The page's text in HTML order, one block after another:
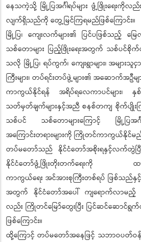
နေသကဲ့သို့ မြို့ပြအင်္ဂါရပ်များ ဖွံ့ဖြိုးရေး
လျက်ရှိသည်ကို တွေ့မြင်ကြရမည်ဖြစ်ကြောင်း။
မြို့ပြ၊ ကျေးလက်များ၏ ပြင်ပဖြစ်သည့် မြ
သစ်တောများ ပြည့်ဖြိုးရေးအတွက် သစ်ပင်စိုက်ပ
သလို မြို့ပြ၊ ရပ်ကွက်၊ ကျေးရွာများ၊ အမျာ
ကြီးများ၊ တပ်ရင်းတပ်ဖွဲ့များ၏ အဆောက်အဦ
ကာကွယ်နိုင်ရန် အရိပ်ရလေကာပင်များ၊ နှစ်
သတ်မှတ်ချက်များနှင့်အညီ စနစ်တကျ စိုက်ပျိုး
သစ်ပင် သစ်တောများကြောင့် မြို့ပြ
အကြောင်းတရားများကို ကြိုတင်ကာကွယ်နိုင်မည်
တပ်မတော်သည် နိုင်ငံတော်အစိုးရနှင့်လက်တွဲပ
နိုင်ငံတော်ဖွံ့ဖြိုးတိုးတက်ရေးကို ထာဝ
ကာကွယ်ရေး အင်အားစုကြီးတစ်ရပ် ဖြစ်သည်
အတွက် နိုင်ငံတော်အပေါ် ကျရောက်လာမည့် သ
လည်း ကြိုတင်မြော်တွေးပြီး ပြင်ဆင်ဆောင်ရွက်
ဖြစ်ကြောင်း။
ထို့ကြောင့် တပ်မတော်အနေဖြင့် သဘာဝပတ်ဝန်